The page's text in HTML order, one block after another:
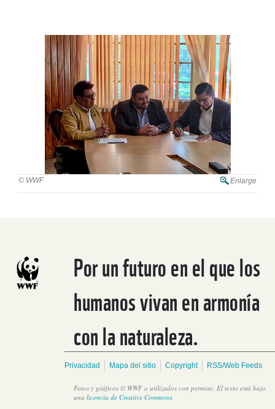
© WWF Enlarge
Por un futuro en el que los
humanos vivan en armonía
con la naturaleza.
Privacidad Mapa del sitio Copyright RSS/Web Feeds
Fotos y gráficos © WWF o utilizados con permiso. El texto está bajo
una licencia de Creative Commons.